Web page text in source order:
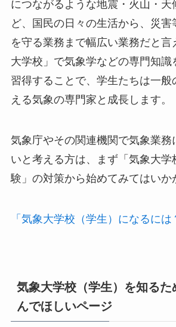
につながるような地震・火山・天
ど、国民の日々の生活から、災害
を守る業務まで幅広い業務だと言
大学校」で気象学などの専門知識
習得することで、学生たちは一般
える気象の専門家と成長します。
気象庁やその関連機関で気象業務
いと考える方は、まず「気象大学
験」の対策から始めてみてはいか
「気象大学校（学生）になるには
気象大学校（学生）を知るた
んでほしいページ